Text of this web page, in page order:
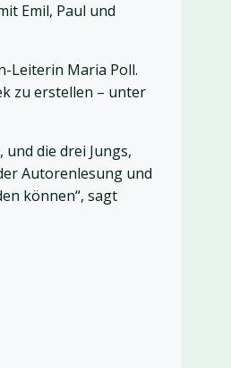
Emil, Paul und
Leiterin Maria Poll.
zu erstellen – unter
die drei Jungs,
Autorenlesung und
können“, sagt